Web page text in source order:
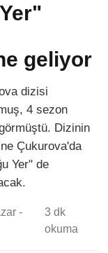
geliyor
dizisi
4 sezon
Dizinin
Çukurova'da
Yer" de
-
3 dk
okuma